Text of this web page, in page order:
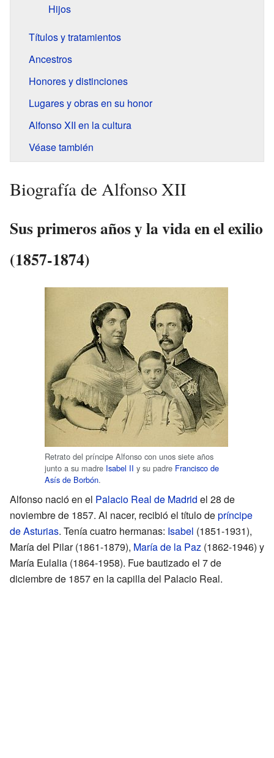
Hijos
Títulos y tratamientos
Ancestros
Honores y distinciones
Lugares y obras en su honor
Alfonso XII en la cultura
Véase también
Biografía de Alfonso XII
Sus primeros años y la vida en el exilio
(1857-1874)
Retrato del príncipe Alfonso con unos siete años
junto a su madre Isabel II y su padre Francisco de
Asís de Borbón.
Alfonso nació en el Palacio Real de Madrid el 28 de
noviembre de 1857. Al nacer, recibió el título depríncipe
de Asturias. Tenía cuatro hermanas: Isabel (1851-1931),
María del Pilar (1861-1879), María de la Paz (1862-1946) y
María Eulalia (1864-1958). Fue bautizado el 7 de
diciembre de 1857 en la capilla del Palacio Real.